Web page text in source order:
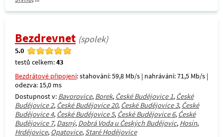
Bezdrevnet (spolek)
5.0
testů celkem:43
Bezdrátové připojení: stahování: 59,8 Mb/s | nahrávání: 71,5 Mb/s |
odezva: 15,0 ms
Dostupnost v: Bavorovice, Borek, České Budějovice 1, České
Budějovice 2, České Budějovice 20, České Budějovice 3, České
Budějovice 4, České Budějovice 5, České Budějovice 6, České
Budějovice 7, Dasný, Dobrá Voda u Českých Budějovic, Hosín,
Hrdějovice, Opatovice, Staré Hodějovice